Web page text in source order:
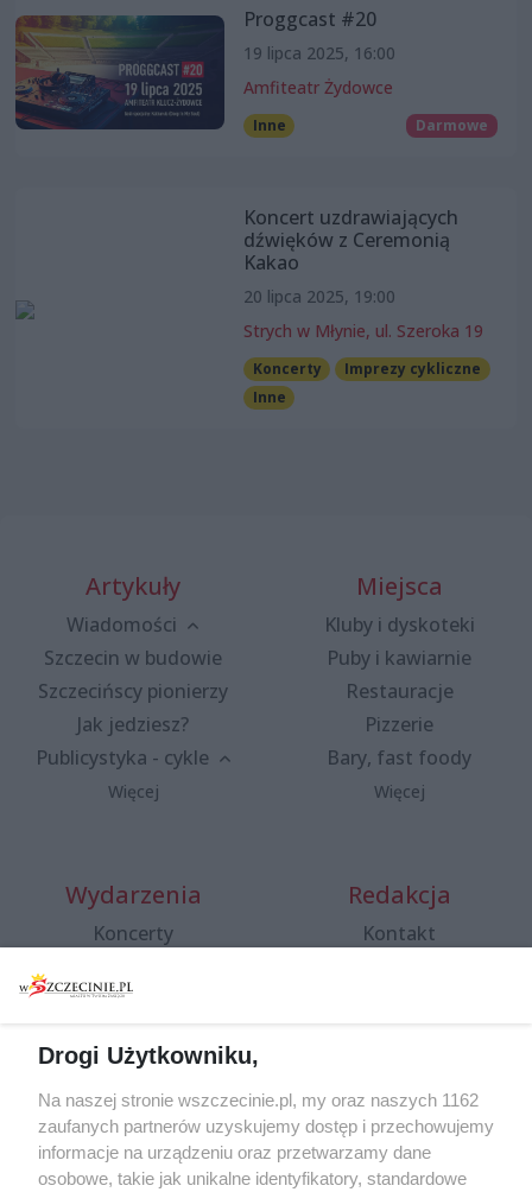
Proggcast #20
19 lipca 2025, 16:00
Amfiteatr Żydowce
Inne Darmowe
Koncert uzdrawiających
dźwięków z Ceremonią
Kakao
20 lipca 2025, 19:00
Strych w Młynie, ul. Szeroka 19
Koncerty
Imprezy cykliczne
Inne
Artykuły
Wiadomości
Szczecin w budowie
Szczecińscy pionierzy
Jak jedziesz?
Publicystyka - cykle
Więcej
Miejsca
Kluby i dyskoteki
Puby i kawiarnie
Restauracje
Pizzerie
Bary, fast foody
Więcej
Wydarzenia
Koncerty
Spacery i oprowadzania
targi
Wernisaże
Więcej
Redakcja
Kontakt
Specjalny koncert z okazji
20. urodzin portalu
wSzczecinie.pl
Regulamin konkursów
Drogi Użytkowniku,
Na naszej stronie wszczecinie.pl, my oraz naszych 1162
zaufanych partnerów uzyskujemy dostęp i przechowujemy
informacje na urządzeniu oraz przetwarzamy dane
osobowe, takie jak unikalne identyfikatory, standardowe